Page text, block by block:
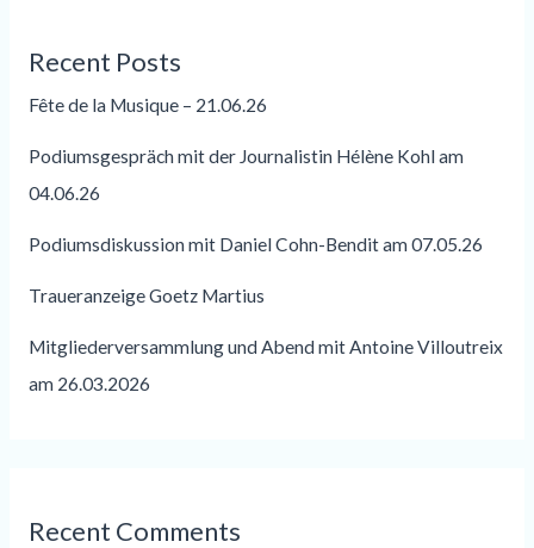
Recent Posts
Fête de la Musique – 21.06.26
Podiumsgespräch mit der Journalistin Hélène Kohl am
04.06.26
Podiumsdiskussion mit Daniel Cohn-Bendit am 07.05.26
Traueranzeige Goetz Martius
Mitgliederversammlung und Abend mit Antoine Villoutreix
am 26.03.2026
Recent Comments